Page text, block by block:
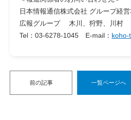
日本情報通信株式会社 グループ経
広報グループ 木川、狩野、川村
Tel：03-6278-1045 E-mail： koho-
前の記事 一覧ページへ